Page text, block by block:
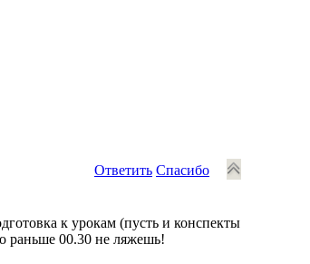
Ответить Спасибо
к урокам (пусть и конспекты
раньше 00.30 не ляжешь!